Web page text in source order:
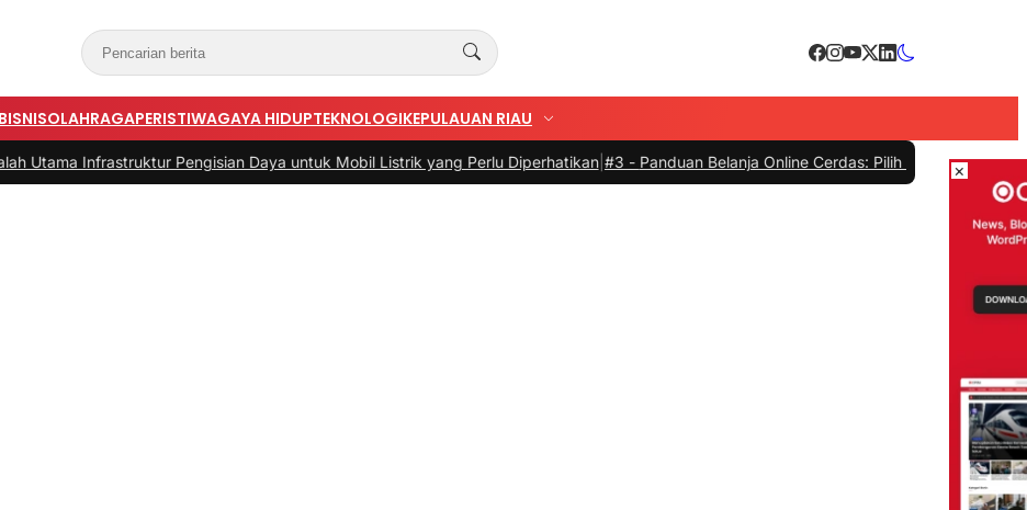
BISNISOLAHRAGAPERISTIWAGAYA HIDUPTEKNOLOGIKEPULAUAN RIAU
Infrastruktur Pengisian Daya untuk Mobil Listrik yang Perlu Diperhatikan|#3 -Panduan Belanja Online Cerdas: Pilih Produk dengan Bijak dan
×